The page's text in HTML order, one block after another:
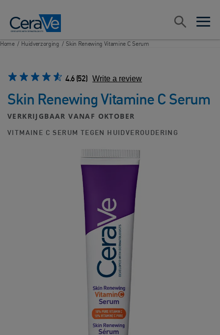
open
open
Zoeken
Home / Huidverzorging / Skin Renewing Vitamine C Serum
4.6 (52) Write a review
Skin Renewing Vitamine C Serum
VERKRIJGBAAR VANAF OKTOBER
VITMAINE C SERUM TEGEN HUIDVEROUDERING